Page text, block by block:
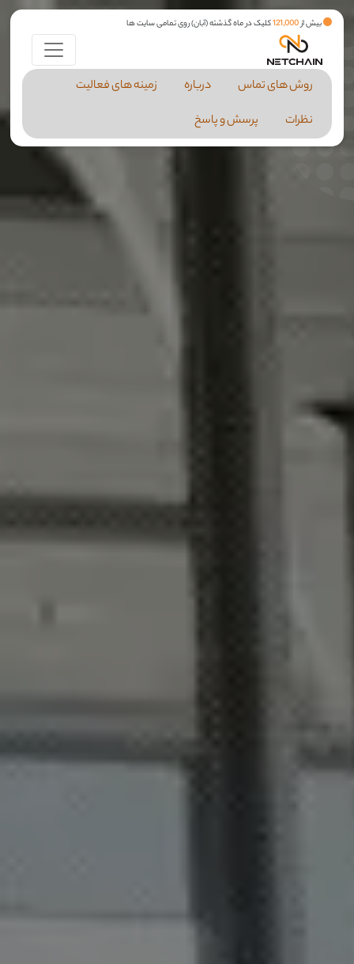
بیش از121,000کلیک در ماه گذشته (آبان) روی تمامی سایت ها
روش های تماس درباره
زمینه های فعالیت
نظرات
پرسش و پاسخ